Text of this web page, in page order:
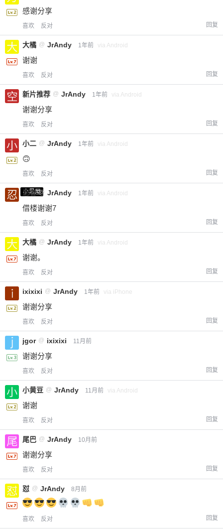
感谢分享
喜欢 反对 回复
大橘 @ JrAndy 1年前 via Android
谢谢
喜欢 反对 回复
新片推荐 @ JrAndy 1年前 via Android
谢谢分享
喜欢 反对 回复
小二 @ JrAndy 1年前 via Android
🙃
喜欢 反对 回复
小黑屋
忍者 @ JrAndy 1年前 via Android
借楼谢谢7
喜欢 反对 回复
大橘 @ JrAndy 1年前 via Android
谢谢。
喜欢 反对 回复
ixixixi @ JrAndy 1年前 via iPhone
谢谢分享
喜欢 反对 回复
jgor @ ixixixi 11月前
谢谢分享
喜欢 反对 回复
小黄豆 @ JrAndy 11月前 via Android
谢谢
喜欢 反对 回复
尾巴 @ JrAndy 10月前
谢谢分享
喜欢 反对 回复
怼 @ JrAndy 8月前
喜欢 反对 回复